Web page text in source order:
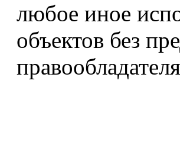
любое иное
объектов без
правообладателя